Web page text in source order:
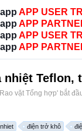
APP USER
APP
APP USER
APP
nhiệt
Rao vặt Tổng hợp' bắt
điện trở khô